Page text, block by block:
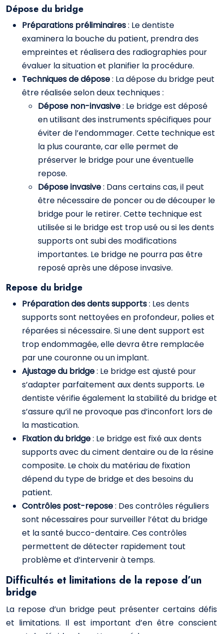
Dépose du bridge
Préparations préliminaires: Le dentiste
examinera la bouche du patient, prendra des
empreintes et réalisera des radiographies pour
évaluer la situation et planifier la procédure.
Techniques de dépose: La dépose du bridge peut
être réalisée selon deux techniques :
Dépose non-invasive: Le bridge est déposé
en utilisant des instruments spécifiques pour
éviter de l’endommager. Cette technique est
la plus courante, car elle permet de
préserver le bridge pour une éventuelle
repose.
Dépose invasive: Dans certains cas, il peut
être nécessaire de poncer ou de découper le
bridge pour le retirer. Cette technique est
utilisée si le bridge est trop usé ou si les dents
supports ont subi des modifications
importantes. Le bridge ne pourra pas être
reposé après une dépose invasive.
Repose du bridge
Préparation des dents supports: Les dents
supports sont nettoyées en profondeur, polies et
réparées si nécessaire. Si une dent support est
trop endommagée, elle devra être remplacée
par une couronne ou un implant.
Ajustage du bridge: Le bridge est ajusté pour
s’adapter parfaitement aux dents supports. Le
dentiste vérifie également la stabilité du bridge et
s’assure qu’il ne provoque pas d’inconfort lors de
la mastication.
Fixation du bridge: Le bridge est fixé aux dents
supports avec du ciment dentaire ou de la résine
composite. Le choix du matériau de fixation
dépend du type de bridge et des besoins du
patient.
Contrôles post-repose: Des contrôles réguliers
sont nécessaires pour surveiller l’état du bridge
et la santé bucco-dentaire. Ces contrôles
permettent de détecter rapidement tout
problème et d’intervenir à temps.
Difficultés et limitations de la repose d’un
bridge
La repose d’un bridge peut présenter certains défis
et limitations. Il est important d’en être conscient